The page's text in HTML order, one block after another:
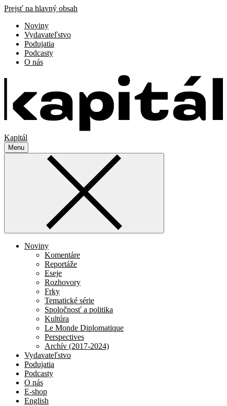
Prejsť na hlavný obsah
Noviny
Vydavateľstvo
Podujatia
Podcasty
O nás
Kapitál
Menu
Noviny
Komentáre
Reportáže
Eseje
Rozhovory
Frky
Tematické série
Spoločnosť a politika
Kultúra
Le Monde Diplomatique
Perspectives
Archív (2017-2024)
Vydavateľstvo
Podujatia
Podcasty
O nás
E-shop
English